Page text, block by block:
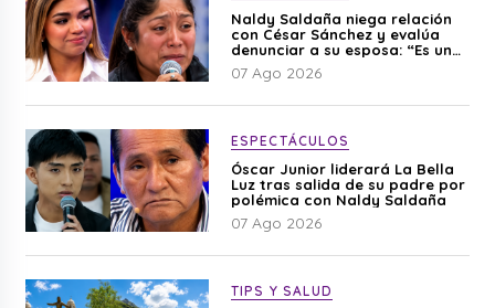
Naldy Saldaña niega relación
con César Sánchez y evalúa
denunciar a su esposa: “Es una
difamación”
07 Ago 2026
ESPECTÁCULOS
Óscar Junior liderará La Bella
Luz tras salida de su padre por
polémica con Naldy Saldaña
07 Ago 2026
TIPS Y SALUD